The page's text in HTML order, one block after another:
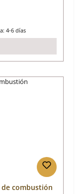
4-6 días
combustión